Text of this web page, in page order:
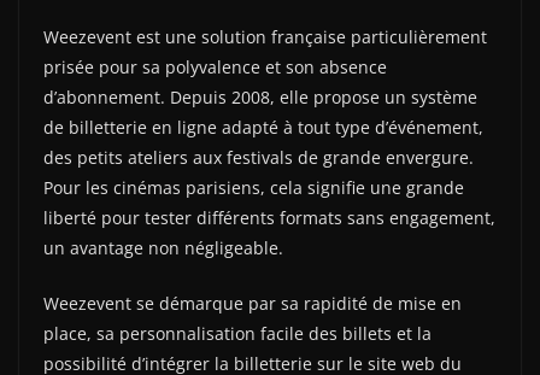
Weezevent est une solution française particulièrement
prisée pour sa polyvalence et son absence
d’abonnement. Depuis 2008, elle propose un système
de billetterie en ligne adapté à tout type d’événement,
des petits ateliers aux festivals de grande envergure.
Pour les cinémas parisiens, cela signifie une grande
liberté pour tester différents formats sans engagement,
un avantage non négligeable.
Weezevent se démarque par sa rapidité de mise en
place, sa personnalisation facile des billets et la
possibilité d’intégrer la billetterie sur le site web du